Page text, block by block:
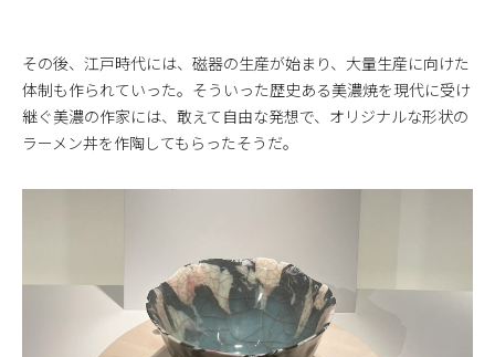
その後、江戸時代には、磁器の生産が始まり、大量生産に向けた
体制も作られていった。そういった歴史ある美濃焼を現代に受け
継ぐ美濃の作家には、敢えて自由な発想で、オリジナルな形状の
ラーメン丼を作陶してもらったそうだ。